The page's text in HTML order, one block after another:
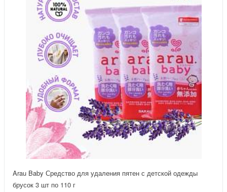
Arau Baby Средство для удаления пятен с детской одежды
брусок 3 шт по 110 г